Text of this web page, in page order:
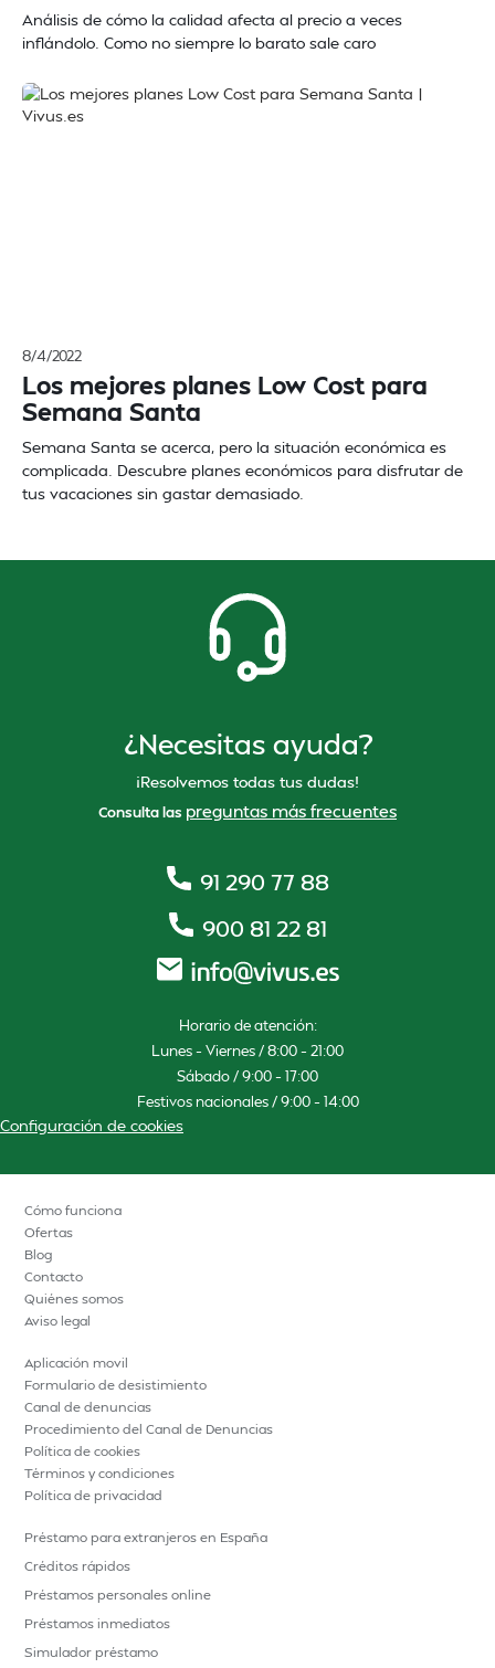
Análisis de cómo la calidad afecta al precio a veces
inflándolo. Como no siempre lo barato sale caro
8/4/2022
Los mejores planes Low Cost para
Semana Santa
Semana Santa se acerca, pero la situación económica es
complicada. Descubre planes económicos para disfrutar de
tus vacaciones sin gastar demasiado.
¿Necesitas ayuda?
¡Resolvemos todas tus dudas!
Consulta las preguntas más frecuentes
91 290 77 88
900 81 22 81
Horario de atención:
Lunes – Viernes / 8:00 – 21:00
Sábado / 9:00 – 17:00
Festivos nacionales / 9:00 – 14:00
Configuración de cookies
Cómo funciona
Ofertas
Blog
Contacto
Quiénes somos
Aviso legal
Aplicación movil
Formulario de desistimiento
Canal de denuncias
Procedimiento del Canal de Denuncias
Política de cookies
Términos y condiciones
Política de privacidad
Préstamo para extranjeros en España
Créditos rápidos
Préstamos personales online
Préstamos inmediatos
Simulador préstamo